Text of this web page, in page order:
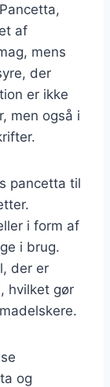
af
mens
der
er ikke
men også i
pancetta til
i form af
i brug.
der er
hvilket gør
og